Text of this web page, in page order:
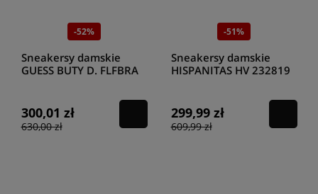
-52%
Sneakersy damskie
GUESS BUTY D. FLFBRA
300,01 zł
630,00 zł
-51%
Sneakersy damskie
HISPANITAS HV 232819
299,99 zł
609,99 zł